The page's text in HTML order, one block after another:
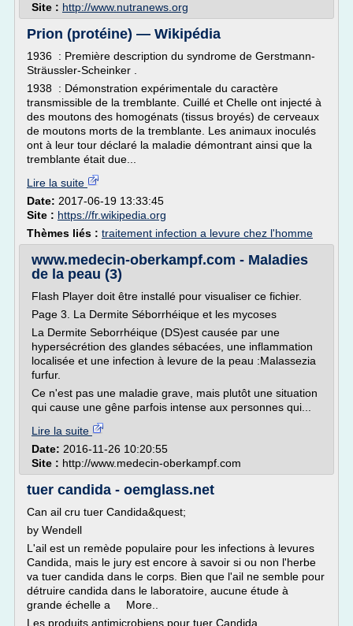
Site : http://www.nutranews.org
Prion (protéine) — Wikipédia
1936 : Première description du syndrome de Gerstmann-
Sträussler-Scheinker .
1938 : Démonstration expérimentale du caractère
transmissible de la tremblante. Cuillé et Chelle ont injecté à
des moutons des homogénats (tissus broyés) de cerveaux
de moutons morts de la tremblante. Les animaux inoculés
ont à leur tour déclaré la maladie démontrant ainsi que la
tremblante était due...
Lire la suite
Date: 2017-06-19 13:33:45
Site : https://fr.wikipedia.org
Thèmes liés : traitement infection a levure chez l'homme
www.medecin-oberkampf.com - Maladies
de la peau (3)
Flash Player doit être installé pour visualiser ce fichier.
Page 3. La Dermite Séborrhéique et les mycoses
La Dermite Seborrhéique (DS)est causée par une
hypersécrétion des glandes sébacées, une inflammation
localisée et une infection à levure de la peau :Malassezia
furfur.
Ce n'est pas une maladie grave, mais plutôt une situation
qui cause une gêne parfois intense aux personnes qui...
Lire la suite
Date: 2016-11-26 10:20:55
Site : http://www.medecin-oberkampf.com
tuer candida - oemglass.net
Can ail cru tuer Candida&quest;
by Wendell
L'ail est un remède populaire pour les infections à levures
Candida, mais le jury est encore à savoir si ou non l'herbe
va tuer candida dans le corps. Bien que l'ail ne semble pour
détruire candida dans le laboratoire, aucune étude à
grande échelle a More..
Les produits antimicrobiens pour tuer Candida